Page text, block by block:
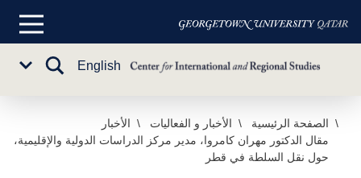
تخطي
المحتوى
القائمة
English
تبديل
الصفحة الرئيسية الأخبار و الفعاليات
الأخبار
مقال الدكتور مهران كامروا، مدير مركز الدراسات الدولية والإقليمية،
حول نقل السلطة في قطر